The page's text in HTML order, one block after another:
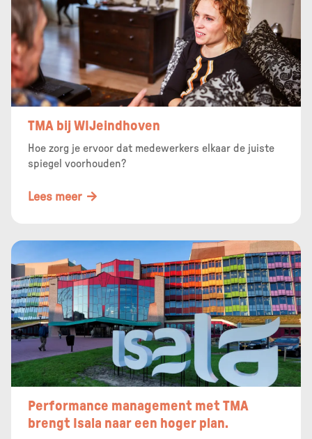
TMA bij WIJeindhoven
Hoe zorg je ervoor dat medewerkers elkaar de juiste
spiegel voorhouden?
Lees meer
Performance management met TMA
brengt Isala naar een hoger plan.